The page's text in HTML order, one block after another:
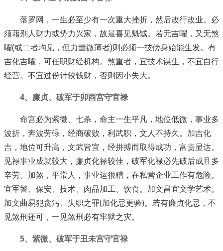
落罗网，一生必至少有一次重大挫折，然后改行改业。必
须藉别人财力或势力兴家，故最喜见魁铖。若无吉曜，又无煞
曜(或二者均见，但力量微薄者)则必须一技傍身始能生发。有
吉化吉曜，可任职财经机构。煞重者，宜技术谋生，不宜自行
经营。不宜过份计较钱财，否则因小失大。
4、廉贞、破军于卯酉宫守官禄
命宫必为紫微、七杀，命主一生平凡，地位低微，事业多
波折，奔波劳碌，经商破败，利武职，文人不持久。加吉化
吉，地位可升高，文武皆宜，经拼搏而取得成功，富贵显达。
见禄事业成就较大，廉贞化禄较佳，破军化禄必先破后成且多
辛劳。加煞，平常人，事业运很糟，在私营企业工作有危险。
宜军警、保安、技术、肉品加工、饮食。加文昌宜文学艺术。
加文曲易犯贪污、失职之罪(加化忌更验)。若有廉贞化忌，不
见煞刑还可，一见煞刑必有牢狱之灾。
5、紫微、破军于丑未宫守官禄